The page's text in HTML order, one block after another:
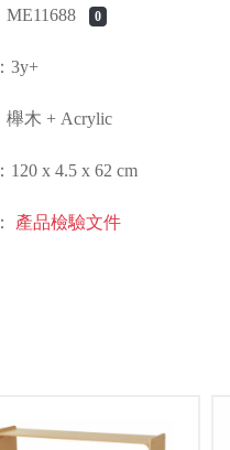
0
3y+
木 + Acrylic
120 x 4.5 x 62 cm
產品檢驗文件